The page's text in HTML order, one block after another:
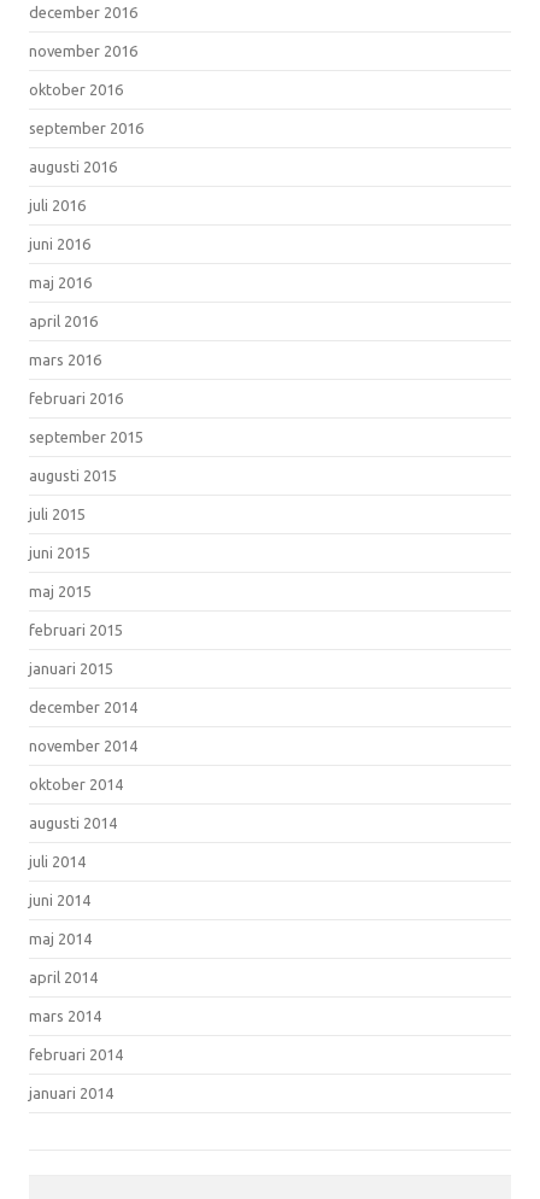
december 2016
november 2016
oktober 2016
september 2016
augusti 2016
juli 2016
juni 2016
maj 2016
april 2016
mars 2016
februari 2016
september 2015
augusti 2015
juli 2015
juni 2015
maj 2015
februari 2015
januari 2015
december 2014
november 2014
oktober 2014
augusti 2014
juli 2014
juni 2014
maj 2014
april 2014
mars 2014
februari 2014
januari 2014